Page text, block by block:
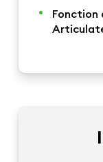
Fonction